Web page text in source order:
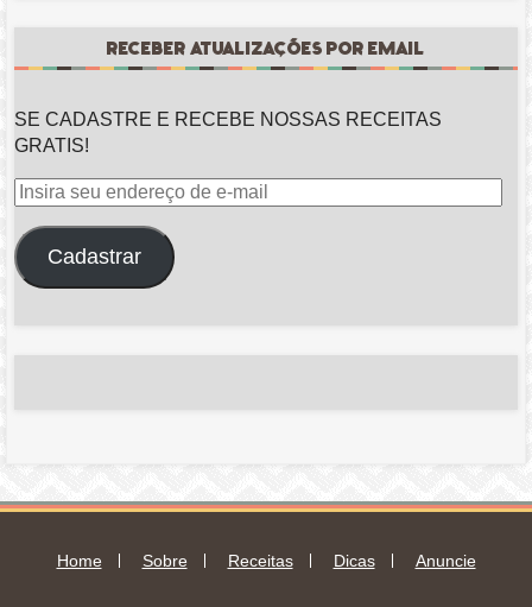
RECEBER ATUALIZAÇÕES POR EMAIL
SE CADASTRE E RECEBE NOSSAS RECEITAS
GRATIS!
Insira
endereço
de
Cadastrar
Home Sobre Receitas Dicas Anuncie